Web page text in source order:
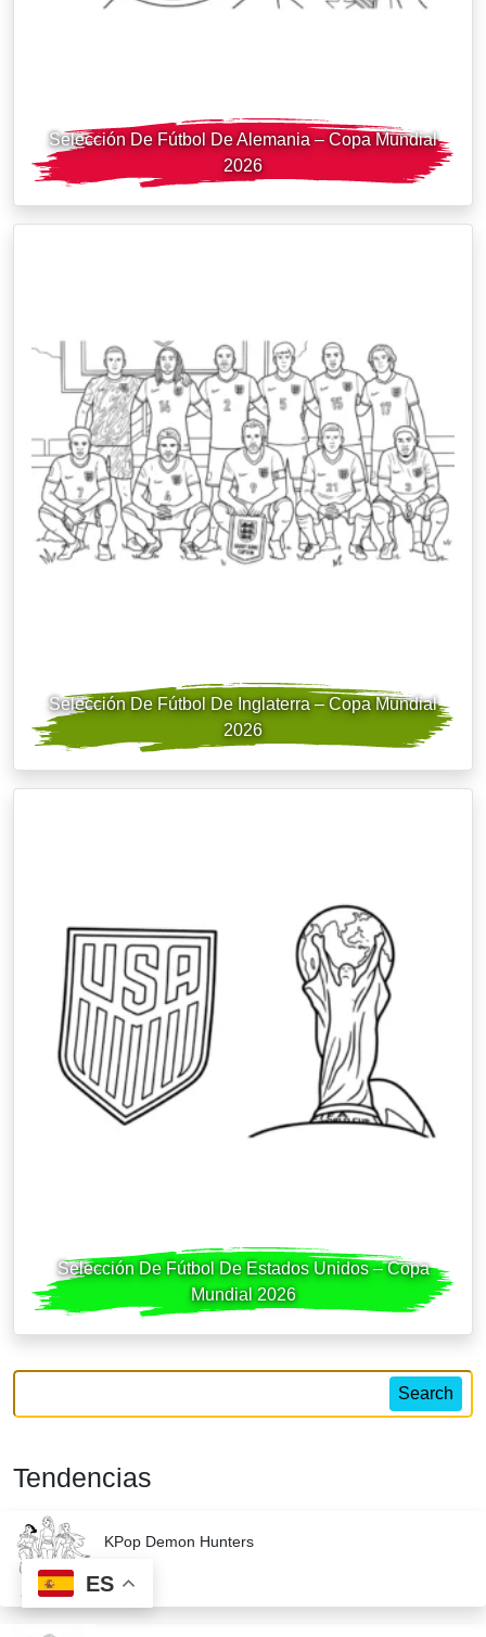
Selección De Fútbol De Alemania – Copa Mundial
2026
Selección De Fútbol De Inglaterra – Copa Mundial
2026
Selección De Fútbol De Estados Unidos – Copa
Mundial 2026
Search
Tendencias
KPop Demon Hunters
ES